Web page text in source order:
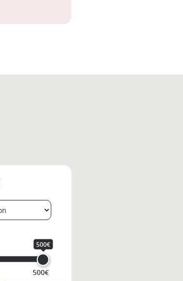
500€
500€